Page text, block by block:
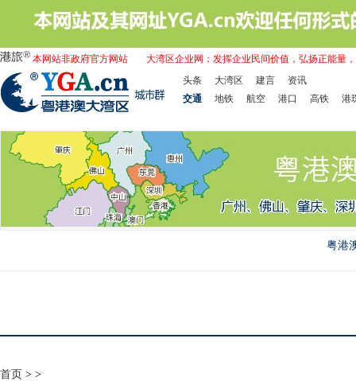
本网站非政府官方网站
大湾区企业网：发挥企业民间价值，弘扬正能量
头条
大湾区 建言
资讯
交通
地铁 航空 港口 高铁 港
粤港
首页 > >